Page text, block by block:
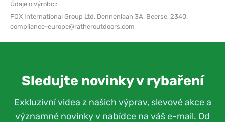
Údaje o výrobci:
FOX International Group Ltd, Dennenlaan 3A, Beerse, 2340,
compliance-europe@ratheroutdoors.com
Sledujte novinky v rybaření
Exkluzivní videa z našich výprav, slevové akce a
významné novinky v nabídce na váš e-mail. Od